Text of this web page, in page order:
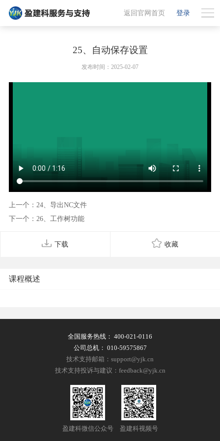
登录
返回官网首页
25、自动保存设置
发布时间：2025-02-07
上一个：24、导出NC文件
下一个：26、工作树功能
下载 收藏
课程概述
全国服务热线： 400-021-0116
公司总机： 010-59575867
技术支持邮箱：support@yjk.cn
技术支持投诉与建议：feedback@yjk.cn
盈建科微信公众号 盈建科视频号